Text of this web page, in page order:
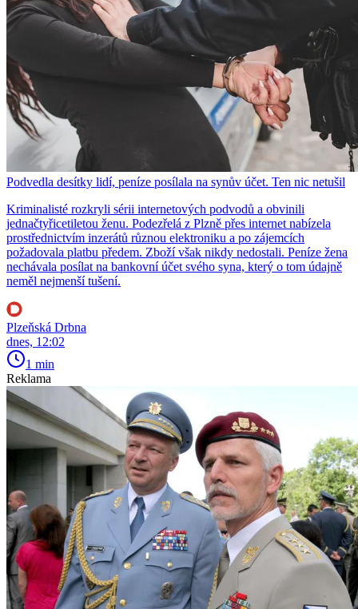
Podvedla desítky lidí, peníze posílala na synův účet. Ten nic netušil
Kriminalisté rozkryli sérii internetových podvodů a obvinili
jednačtyřicetiletou ženu. Podezřelá z Plzně přes internet nabízela
prostřednictvím inzerátů různou elektroniku a po zájemcích
požadovala platbu předem. Zboží však nikdy nedostali. Peníze žena
nechávala posílat na bankovní účet svého syna, který o tom údajně
neměl nejmenší tušení.
Plzeňská Drbna
dnes, 12:02
1 min
Reklama